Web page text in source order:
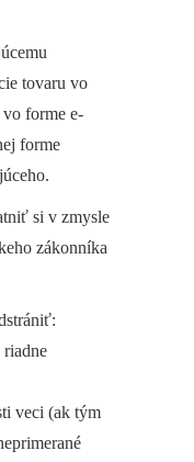
tovaru vo
forme e-
forme
si v zmysle
zákonníka
riadne
veci (ak tým